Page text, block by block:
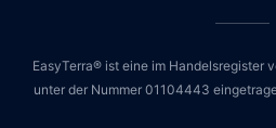
EasyTerra® ist eine im Handelsregister
unter der Nummer 01104443